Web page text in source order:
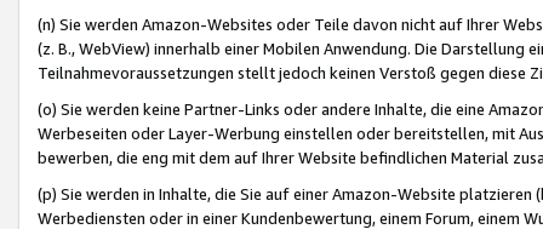
(n) Sie werden Amazon-Websites oder Teile davon nicht auf Ihrer
(z. B., WebView) innerhalb einer Mobilen Anwendung. Die Darstellung
Teilnahmevoraussetzungen stellt jedoch keinen Verstoß gegen diese
(o) Sie werden keine Partner-Links oder andere Inhalte, die eine
Werbeseiten oder Layer-Werbung einstellen oder bereitstellen, mit
bewerben, die eng mit dem auf Ihrer Website befindlichen Material
(p) Sie werden in Inhalte, die Sie auf einer Amazon-Website
Werbediensten oder in einer Kundenbewertung, einem Forum, einem